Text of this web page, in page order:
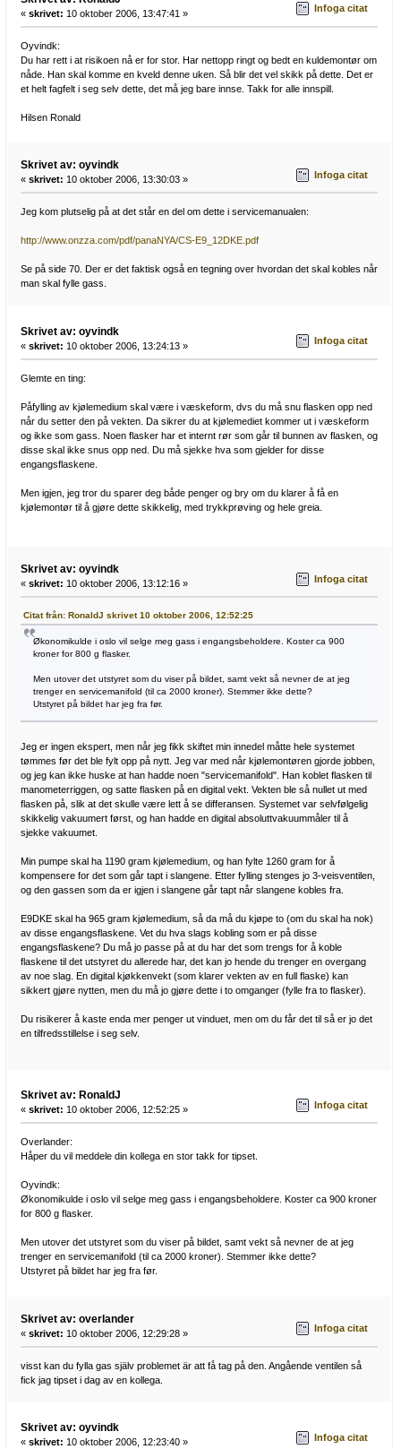
« skrivet: 10 oktober 2006, 13:47:41 » Infoga citat
Oyvindk:
Du har rett i at risikoen nå er for stor. Har nettopp ringt og bedt en kuldemontør om
nåde. Han skal komme en kveld denne uken. Så blir det vel skikk på dette. Det er
et helt fagfelt i seg selv dette, det må jeg bare innse. Takk for alle innspill.
Hilsen Ronald
Skrivet av: oyvindk
« skrivet: 10 oktober 2006, 13:30:03 » Infoga citat
Jeg kom plutselig på at det står en del om dette i servicemanualen:
http://www.onzza.com/pdf/panaNYA/CS-E9_12DKE.pdf
Se på side 70. Der er det faktisk også en tegning over hvordan det skal kobles når
man skal fylle gass.
Skrivet av: oyvindk
« skrivet: 10 oktober 2006, 13:24:13 » Infoga citat
Glemte en ting:
Påfylling av kjølemedium skal være i væskeform, dvs du må snu flasken opp ned
når du setter den på vekten. Da sikrer du at kjølemediet kommer ut i væskeform
og ikke som gass. Noen flasker har et internt rør som går til bunnen av flasken, og
disse skal ikke snus opp ned. Du må sjekke hva som gjelder for disse
engangsflaskene.
Men igjen, jeg tror du sparer deg både penger og bry om du klarer å få en
kjølemontør til å gjøre dette skikkelig, med trykkprøving og hele greia.
Skrivet av: oyvindk
« skrivet: 10 oktober 2006, 13:12:16 » Infoga citat
Citat från: RonaldJ skrivet 10 oktober 2006, 12:52:25
Økonomikulde i oslo vil selge meg gass i engangsbeholdere. Koster ca 900
kroner for 800 g flasker.
Men utover det utstyret som du viser på bildet, samt vekt så nevner de at jeg
trenger en servicemanifold (til ca 2000 kroner). Stemmer ikke dette?
Utstyret på bildet har jeg fra før.
Jeg er ingen ekspert, men når jeg fikk skiftet min innedel måtte hele systemet
tømmes før det ble fylt opp på nytt. Jeg var med når kjølemontøren gjorde jobben,
og jeg kan ikke huske at han hadde noen "servicemanifold". Han koblet flasken til
manometerriggen, og satte flasken på en digital vekt. Vekten ble så nullet ut med
flasken på, slik at det skulle være lett å se differansen. Systemet var selvfølgelig
skikkelig vakuumert først, og han hadde en digital absoluttvakuummåler til å
sjekke vakuumet.
Min pumpe skal ha 1190 gram kjølemedium, og han fylte 1260 gram for å
kompensere for det som går tapt i slangene. Etter fylling stenges jo 3-veisventilen,
og den gassen som da er igjen i slangene går tapt når slangene kobles fra.
E9DKE skal ha 965 gram kjølemedium, så da må du kjøpe to (om du skal ha nok)
av disse engangsflaskene. Vet du hva slags kobling som er på disse
engangsflaskene? Du må jo passe på at du har det som trengs for å koble
flaskene til det utstyret du allerede har, det kan jo hende du trenger en overgang
av noe slag. En digital kjøkkenvekt (som klarer vekten av en full flaske) kan
sikkert gjøre nytten, men du må jo gjøre dette i to omganger (fylle fra to flasker).
Du risikerer å kaste enda mer penger ut vinduet, men om du får det til så er jo det
en tilfredsstillelse i seg selv.
Skrivet av: RonaldJ
« skrivet: 10 oktober 2006, 12:52:25 » Infoga citat
Overlander:
Håper du vil meddele din kollega en stor takk for tipset.
Oyvindk:
Økonomikulde i oslo vil selge meg gass i engangsbeholdere. Koster ca 900 kroner
for 800 g flasker.
Men utover det utstyret som du viser på bildet, samt vekt så nevner de at jeg
trenger en servicemanifold (til ca 2000 kroner). Stemmer ikke dette?
Utstyret på bildet har jeg fra før.
Skrivet av: overlander
« skrivet: 10 oktober 2006, 12:29:28 » Infoga citat
visst kan du fylla gas själv problemet är att få tag på den. Angående ventilen så
fick jag tipset i dag av en kollega.
Skrivet av: oyvindk
« skrivet: 10 oktober 2006, 12:23:40 » Infoga citat